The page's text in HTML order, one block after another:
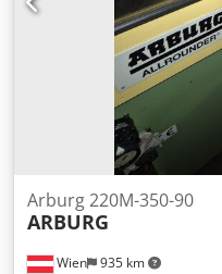
Wien 935 km
Arburg 220M-350-90
ARBURG